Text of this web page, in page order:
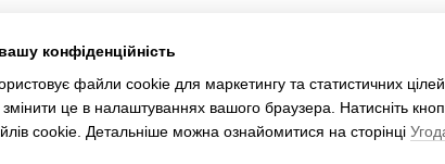
конфіденційність
файли cookie для маркетингу та статистичних
це в налаштуваннях вашого браузера. Натисніть
cookie. Детальніше можна ознайомитися на сторінці